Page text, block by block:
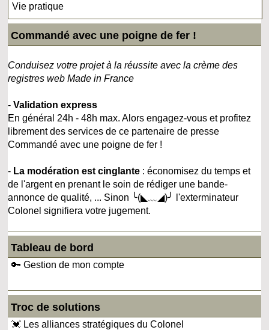
Vie pratique
Commandé avec une poigne de fer !
Conduisez votre projet à la réussite avec la crème des
registres web Made in France
-Validation express
En général 24h - 48h max. Alors engagez-vous et profitez
librement des services de ce partenaire de presse
Commandé avec une poigne de fer !
- La modération est cinglante : économisez du temps et
de l'argent en prenant le soin de rédiger une bande-
annonce de qualité, ... Sinon ╰(◣﹏◢)╯ l'exterminateur
Colonel signifiera votre jugement.
Tableau de bord
🔑 Gestion de mon compte
Troc de solutions
💓 Les alliances stratégiques du Colonel